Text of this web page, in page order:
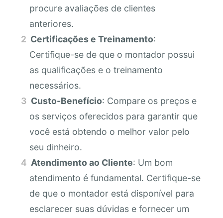
procure avaliações de clientes
anteriores.
Certificações e Treinamento:
Certifique-se de que o montador possui
as qualificações e o treinamento
necessários.
Custo-Benefício: Compare os preços e
os serviços oferecidos para garantir que
você está obtendo o melhor valor pelo
seu dinheiro.
Atendimento ao Cliente: Um bom
atendimento é fundamental. Certifique-se
de que o montador está disponível para
esclarecer suas dúvidas e fornecer um